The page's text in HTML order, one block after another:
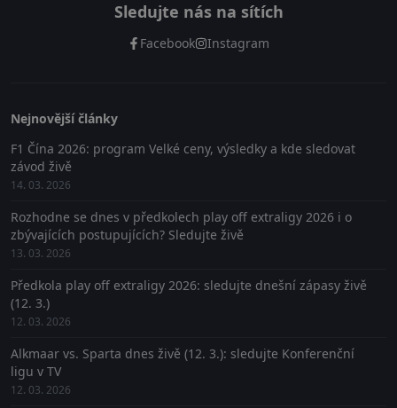
Sledujte nás na sítích
Facebook Instagram
Nejnovější články
F1 Čína 2026: program Velké ceny, výsledky a kde sledovat
závod živě
14. 03. 2026
Rozhodne se dnes v předkolech play off extraligy 2026 i o
zbývajících postupujících? Sledujte živě
13. 03. 2026
Předkola play off extraligy 2026: sledujte dnešní zápasy živě
(12. 3.)
12. 03. 2026
Alkmaar vs. Sparta dnes živě (12. 3.): sledujte Konferenční
ligu v TV
12. 03. 2026